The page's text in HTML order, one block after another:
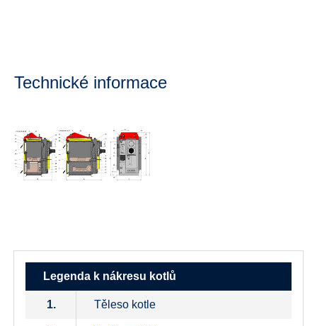
Technické informace
Legenda k nákresu kotlů
1. Těleso kotle